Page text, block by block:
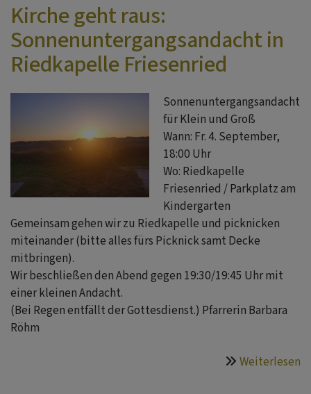
Kirche geht raus:
Sonnenuntergangsandacht in
Riedkapelle Friesenried
Sonnenuntergangsandacht
für Klein und Groß
Wann: Fr. 4. September,
18:00 Uhr
Wo: Riedkapelle
Friesenried / Parkplatz am
Kindergarten
Gemeinsam gehen wir zu Riedkapelle und picknicken
miteinander (bitte alles fürs Picknick samt Decke
mitbringen).
Wir beschließen den Abend gegen 19:30/19:45 Uhr mit
einer kleinen Andacht.
(Bei Regen entfällt der Gottesdienst.) Pfarrerin Barbara
Röhm
Weiterlesen